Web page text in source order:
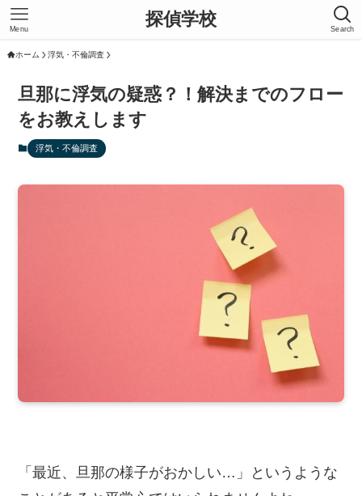
探偵学校 Search
Menu
ホーム 浮気・不倫調査
旦那に浮気の疑惑？！解決までのフロー
をお教えします
浮気・不倫調査
「最近、旦那の様子がおかしい…」というような